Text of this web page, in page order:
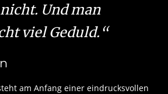
Und man
viel Geduld.“
am Anfang einer eindrucksvollen